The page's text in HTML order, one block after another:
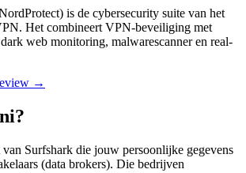
is de cybersecurity suite van het
Het combineert VPN-beveiliging met
web monitoring, malwarescanner en real-
→
?
Surfshark die jouw persoonlijke gegevens
(data brokers). Die bedrijven